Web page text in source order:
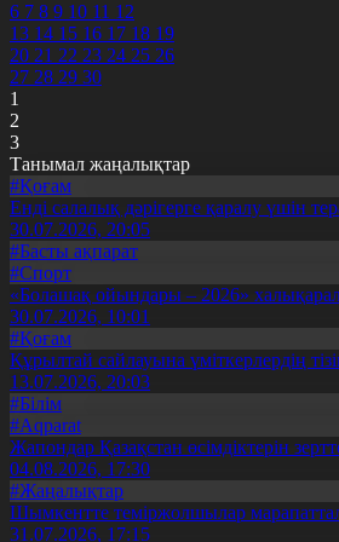
6 7 8 9 10 11 12
13 14 15 16 17 18 19
20 21 22 23 24 25 26
27 28 29 30
1
2
3
Танымал жаңалықтар
#Қоғам
Енді салалық дәрігерге қаралу үшін
30.07.2026, 20:05
#Басты ақпарат
#Спорт
«Болашақ ойындары – 2026»
30.07.2026, 10:01
#Қоғам
Құрылтай сайлауына үміткерлердің
13.07.2026, 20:03
#Білім
#Aqparat
Жапондар Қазақстан өсімдіктерін
04.08.2026, 17:30
#Жаңалықтар
Шымкентте теміржолшылар
31.07.2026, 17:15